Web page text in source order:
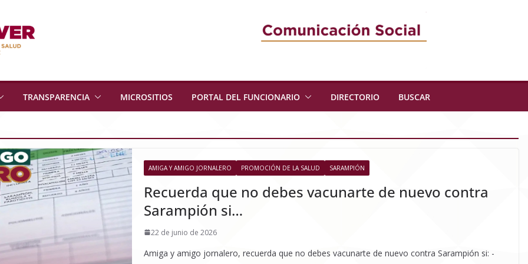
TRANSPARENCIA MICROSITIOS PORTAL DEL FUNCIONARIO DIRECTORIO BUSCAR
AMIGA Y AMIGO JORNALERO PROMOCIÓN DE LA SALUD SARAMPIÓN
Recuerda que no debes vacunarte de nuevo contra
Sarampión si…
22 de junio de 2026
Amiga y amigo jornalero, recuerda que no debes vacunarte de nuevo contra Sarampión si: -